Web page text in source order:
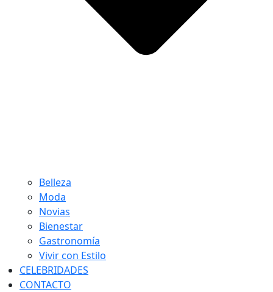
Belleza
Moda
Novias
Bienestar
Gastronomía
Vivir con Estilo
CELEBRIDADES
CONTACTO